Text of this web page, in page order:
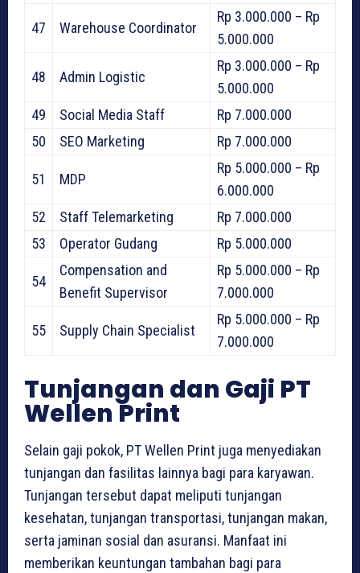
47 Warehouse Coordinator
Rp 3.000.000 – Rp
5.000.000
48 Admin Logistic
Rp 3.000.000 – Rp
5.000.000
49
Social Media Staff
Rp 7.000.000
50
SEO Marketing Rp 7.000.000
51 MDP
Rp 5.000.000 – Rp
6.000.000
52
Staff Telemarketing
Rp 7.000.000
53
Operator Gudang Rp 5.000.000
54
Compensation and
Benefit Supervisor
Rp 5.000.000 – Rp
7.000.000
55 Supply Chain Specialist
Rp 5.000.000 – Rp
7.000.000
Tunjangan dan Gaji PT
Wellen Print
Selain gaji pokok, PT Wellen Print juga menyediakan
tunjangan dan fasilitas lainnya bagi para karyawan.
Tunjangan tersebut dapat meliputi tunjangan
kesehatan, tunjangan transportasi, tunjangan makan,
serta jaminan sosial dan asuransi. Manfaat ini
memberikan keuntungan tambahan bagi para